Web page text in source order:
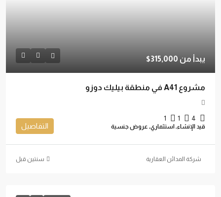
يبدأ من315,000$
مشروع A41 في منطقة بيليك دوزو
قيد الإنشاء, استثماري, عروض جنسية التفاصيل
شركة المدائن العقارية ‏سنتين قبل